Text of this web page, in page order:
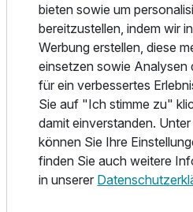
Ausstattung
Zusatznächte
Für 4 Tage
Unser kleines,
Ihre persönliche Auszeit. Mit
Doppelzimmern bieten wir
exklusive Möglichkeit der
zwischen den
wählen. All unsere Zimmer
Wohnkomfort und sind mit
WLAN sowie zum Teil mit
Unser denkmalgeschütztes
bieten sowie um
bereitzustellen, indem wir
Werbung erstellen, diese
einsetzen sowie
für ein verbessertes
Sie auf "Ich stimme zu"
damit einverstanden.
können Sie Ihre
finden Sie auch weitere
in unserer